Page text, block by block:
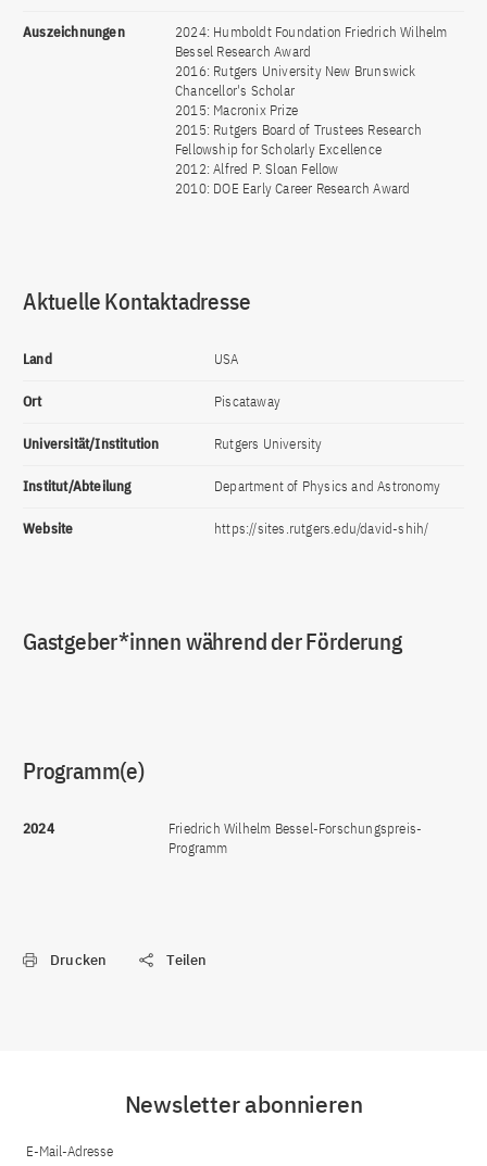
Auszeichnungen
2024: Humboldt Foundation Friedrich Wilhelm
Bessel Research Award
2016: Rutgers University New Brunswick
Chancellor's Scholar
2015: Macronix Prize
2015: Rutgers Board of Trustees Research
Fellowship for Scholarly Excellence
2012: Alfred P. Sloan Fellow
2010: DOE Early Career Research Award
Aktuelle Kontaktadresse
Land USA
Ort Piscataway
Universität/Institution Rutgers University
Institut/Abteilung Department of Physics and Astronomy
Website https://sites.rutgers.edu/david-shih/
Gastgeber*innen während der Förderung
Programm(e)
2024
Friedrich Wilhelm Bessel-Forschungspreis-
Programm
Drucken Teilen
Newsletter abonnieren
E-Mail-Adresse